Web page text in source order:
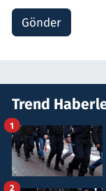
Gönder
Trend
1
2